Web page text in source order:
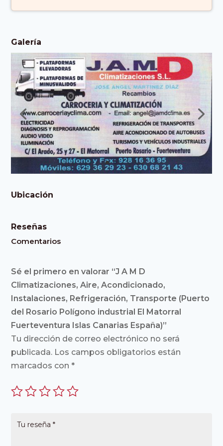
Fuerteventura
España)
Galería
Ubicación
Reseñas
Comentarios
Sé el primero en valorar “J A M D
Climatizaciones, Aire, Acondicionado,
Instalaciones, Refrigeración, Transporte (Puerto
del Rosario Polígono industrial El Matorral
Fuerteventura Islas Canarias España)”
Tu dirección de correo electrónico no será
publicada. Los campos obligatorios están
marcados con*